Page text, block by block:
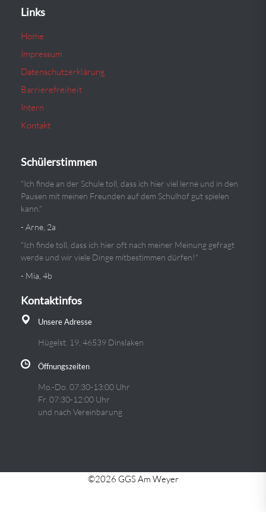
Links
Home
Impressum
Datenschutzerklärung
Barrierefreiheit
Intern
Kontakt
Schülerstimmen
"Ich finde an der Schule toll, dass ich hier viel lerne und in den
Pausen mit meinen Freunden auf dem Schulhof gut spielen
kann."
- Arne, 2a
"Ich finde toll, dass ich hier oft nach meiner Meinung gefragt
werde und wir viele Dinge mitbestimmen dürfen!"
- Mia, 4b
Kontaktinfos
Unsere Adresse
Hügelst. 19, 46539 Dinslaken
Öffnungszeiten
Mo.-Do. 07:30-13:00 Uhr
Fr. 07:30-12:00 Uhr
und nach Vereinbarung
©2026 GGS Am Weyer